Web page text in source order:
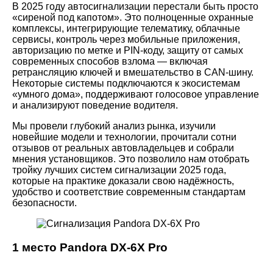
В 2025 году автосигнализации перестали быть просто
«сиреной под капотом». Это полноценные охранные
комплексы, интегрирующие телематику, облачные
сервисы, контроль через мобильные приложения,
авторизацию по метке и PIN-коду, защиту от самых
современных способов взлома — включая
ретрансляцию ключей и вмешательство в CAN-шину.
Некоторые системы подключаются к экосистемам
«умного дома», поддерживают голосовое управление
и анализируют поведение водителя.
Мы провели глубокий анализ рынка, изучили
новейшие модели и технологии, прочитали сотни
отзывов от реальных автовладельцев и собрали
мнения установщиков. Это позволило нам отобрать
тройку лучших систем сигнализации 2025 года,
которые на практике доказали свою надёжность,
удобство и соответствие современным стандартам
безопасности.
1 место Pandora DX-6X Pro